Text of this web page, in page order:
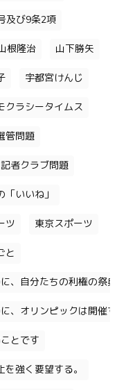
及び9条2項
根隆治 山下勝矢
宇都宮けんじ
クラシータイムス
管問題
記者クラブ問題
「いいね」
ツ 東京スポーツ
と
、自分たちの利権の祭
、オリンピックは開催
とです
強く要望する。